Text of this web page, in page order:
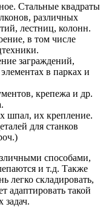
Стальные квадраты
различных
лестниц, колонн.
в том числе
заграждений,
в парках и
крепежа и др.
шпал, их крепление.
для станков
способами,
и т.д. Также
легко складировать,
адаптировать такой
задач.